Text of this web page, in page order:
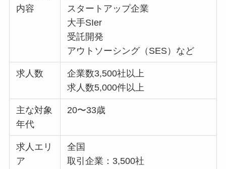
内容
スタートアップ企業
大手SIer
受託開発
アウトソーシング（SES）など
求人数
企業数3,500社以上
求人数5,000件以上
主な対象
年代
20〜33歳
求人エリ
ア
全国
取引企業：3,500社